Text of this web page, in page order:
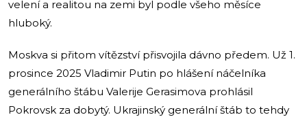
velení a realitou na zemi byl podle všeho měsíce
hluboký.
Moskva si přitom vítězství přisvojila dávno předem. Už 1.
prosince 2025 Vladimir Putin po hlášení náčelníka
generálního štábu Valerije Gerasimova prohlásil
Pokrovsk za dobytý. Ukrajinský generální štáb to tehdy